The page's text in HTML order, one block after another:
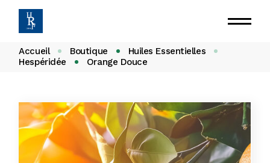
Accueil Boutique
Huiles Essentielles
Hespéridée
Orange Douce